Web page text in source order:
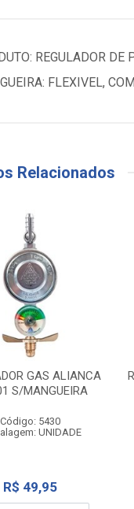
REGULADOR
FLEXIVEL,
Relacionados
GAS ALIANCA
S/MANGUEIRA
Código: 5430
UNIDADE
R$ 49,95